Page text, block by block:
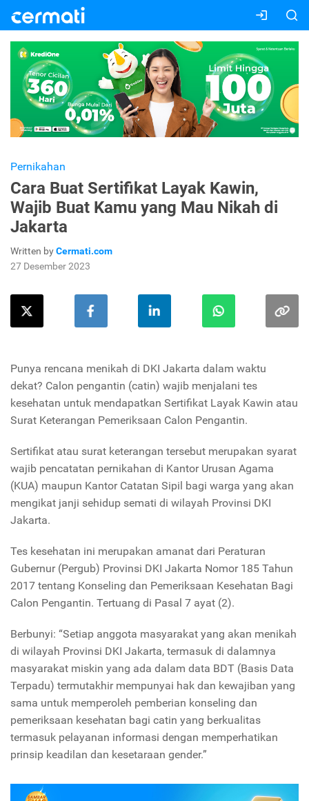
Pernikahan
Cara Buat Sertifikat Layak Kawin,
Wajib Buat Kamu yang Mau Nikah di
Jakarta
Written byCermati.com
27 Desember 2023
Punya rencana menikah di DKI Jakarta dalam waktu
dekat? Calon pengantin (catin) wajib menjalani tes
kesehatan untuk mendapatkan Sertifikat Layak Kawin atau
Surat Keterangan Pemeriksaan Calon Pengantin.
Sertifikat atau surat keterangan tersebut merupakan syarat
wajib pencatatan pernikahan di Kantor Urusan Agama
(KUA) maupun Kantor Catatan Sipil bagi warga yang akan
mengikat janji sehidup semati di wilayah Provinsi DKI
Jakarta.
Tes kesehatan ini merupakan amanat dari Peraturan
Gubernur (Pergub) Provinsi DKI Jakarta Nomor 185 Tahun
2017 tentang Konseling dan Pemeriksaan Kesehatan Bagi
Calon Pengantin. Tertuang di Pasal 7 ayat (2).
Berbunyi: “Setiap anggota masyarakat yang akan menikah
di wilayah Provinsi DKI Jakarta, termasuk di dalamnya
masyarakat miskin yang ada dalam data BDT (Basis Data
Terpadu) termutakhir mempunyai hak dan kewajiban yang
sama untuk memperoleh pemberian konseling dan
pemeriksaan kesehatan bagi catin yang berkualitas
termasuk pelayanan informasi dengan memperhatikan
prinsip keadilan dan kesetaraan gender.”